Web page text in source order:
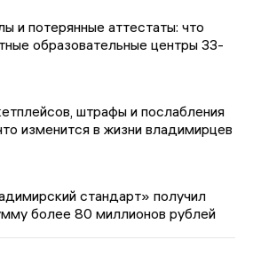
и потерянные аттестаты: что
образовательные центры 33-
штрафы и послабления
изменится в жизни владимирцев
стандарт» получил
более 80 миллионов рублей